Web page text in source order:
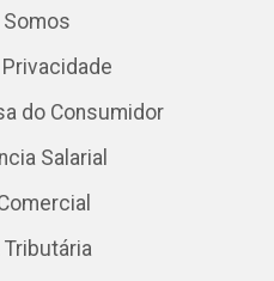
Somos
do Consumidor
Salarial
Tributária